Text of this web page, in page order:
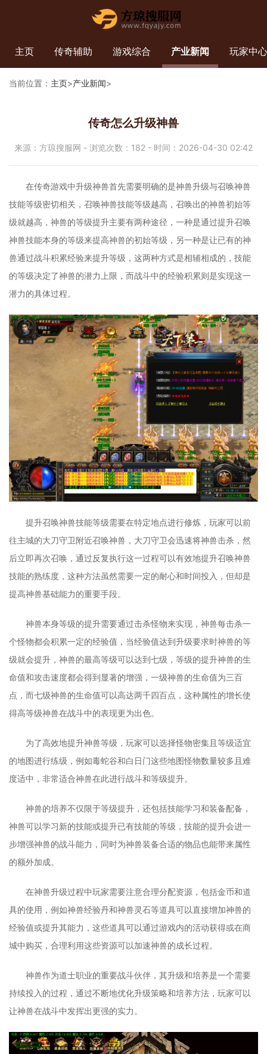
主页 传奇辅助 游戏综合 产业新闻 玩家中心
当前位置： 主页>产业新闻>
传奇怎么升级神兽
来源：方琼搜服网 - 浏览次数：182 - 时间：2026-04-30 02:42
在传奇游戏中升级神兽首先需要明确的是神兽升级与召唤神兽
技能等级密切相关，召唤神兽技能等级越高，召唤出的神兽初始等
级就越高，神兽的等级提升主要有两种途径，一种是通过提升召唤
神兽技能本身的等级来提高神兽的初始等级，另一种是让已有的神
兽通过战斗积累经验来提升等级，这两种方式是相辅相成的，技能
的等级决定了神兽的潜力上限，而战斗中的经验积累则是实现这一
潜力的具体过程。
提升召唤神兽技能等级需要在特定地点进行修炼，玩家可以前
往主城的大刀守卫附近召唤神兽，大刀守卫会迅速将神兽击杀，然
后立即再次召唤，通过反复执行这一过程可以有效地提升召唤神兽
技能的熟练度，这种方法虽然需要一定的耐心和时间投入，但却是
提高神兽基础能力的重要手段。
神兽本身等级的提升需要通过击杀怪物来实现，神兽每击杀一
个怪物都会积累一定的经验值，当经验值达到升级要求时神兽的等
级就会提升，神兽的最高等级可以达到七级，等级的提升神兽的生
命值和攻击速度都会得到显著的增强，一级神兽的生命值为三百
点，而七级神兽的生命值可以高达两千四百点，这种属性的增长使
得高等级神兽在战斗中的表现更为出色。
为了高效地提升神兽等级，玩家可以选择怪物密集且等级适宜
的地图进行练级，例如毒蛇谷和白日门这些地图怪物数量较多且难
度适中，非常适合神兽在此进行战斗和等级提升。
神兽的培养不仅限于等级提升，还包括技能学习和装备配备，
神兽可以学习新的技能或提升已有技能的等级，技能的提升会进一
步增强神兽的战斗能力，同时为神兽装备合适的物品也能带来属性
的额外加成。
在神兽升级过程中玩家需要注意合理分配资源，包括金币和道
具的使用，例如神兽经验丹和神兽灵石等道具可以直接增加神兽的
经验值或提升其能力，这些道具可以通过游戏内的活动获得或在商
城中购买，合理利用这些资源可以加速神兽的成长过程。
神兽作为道士职业的重要战斗伙伴，其升级和培养是一个需要
持续投入的过程，通过不断地优化升级策略和培养方法，玩家可以
让神兽在战斗中发挥出更强的实力。